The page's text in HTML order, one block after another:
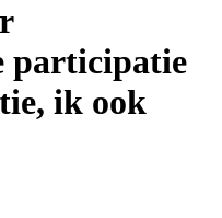
participatie
ik ook